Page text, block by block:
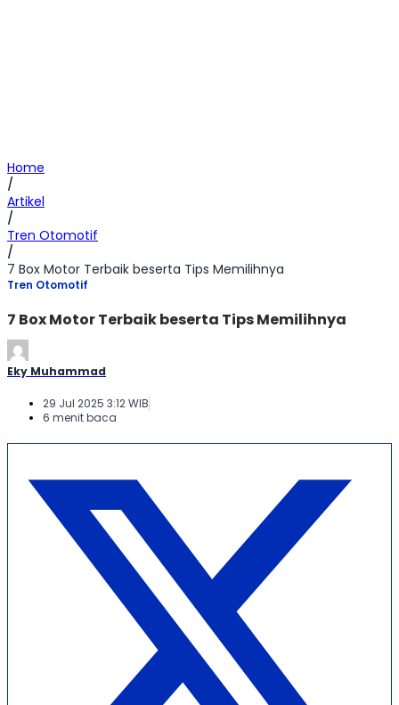
Home
/
Artikel
/
Tren Otomotif
/
7 Box Motor Terbaik beserta Tips Memilihnya
Tren Otomotif
7 Box Motor Terbaik beserta Tips Memilihnya
Eky Muhammad
29 Jul 2025 3:12 WIB
6 menit baca